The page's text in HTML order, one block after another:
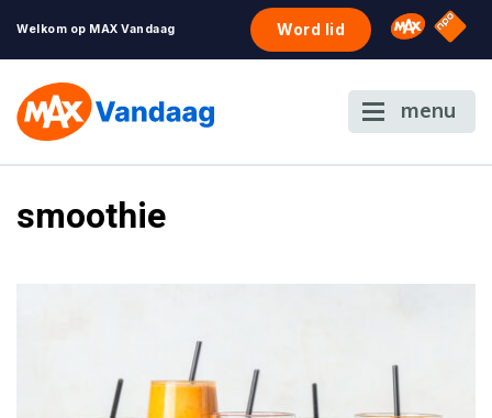
Welkom op MAX Vandaag Word lid Omroep
NPO
menu
smoothie